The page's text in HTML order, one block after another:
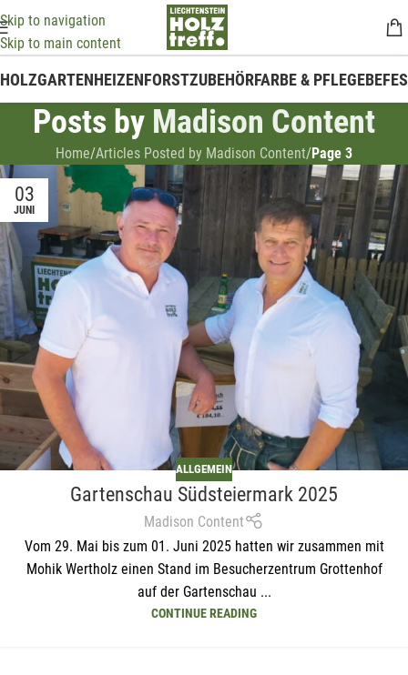
Skip to navigation
Skip to main content
HOLZGARTENHEIZENFORSTZUBEHÖRFARBE & PFLEGE
Posts by Madison Content
Home/Articles Posted by Madison Content/Page 3
03
JUNI
ALLGEMEIN
Gartenschau Südsteiermark 2025
Madison Content
Vom 29. Mai bis zum 01. Juni 2025 hatten wir zusammen mit
Mohik Wertholz einen Stand im Besucherzentrum Grottenhof
auf der Gartenschau ...
CONTINUE READING